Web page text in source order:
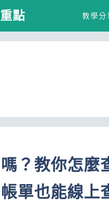
點 教學分
？教你怎麼
單也能線上